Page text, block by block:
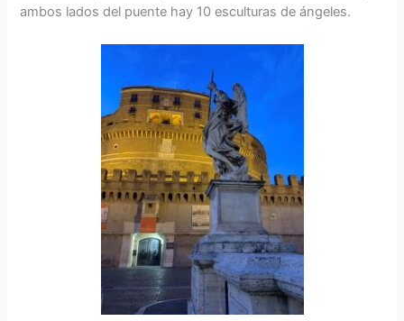
ambos lados del puente hay 10 esculturas de ángeles.